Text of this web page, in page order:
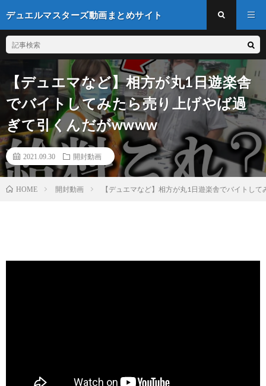
デュエルマスターズ動画まとめサイト
【デュエマなど】相方が丸1日遊楽舎
でバイトしてみたら売り上げやば過
ぎて引くんだがwwww
2021.09.30 開封動画
HOME 開封動画 【デュエマなど】相方が丸1日遊楽舎でバイトし